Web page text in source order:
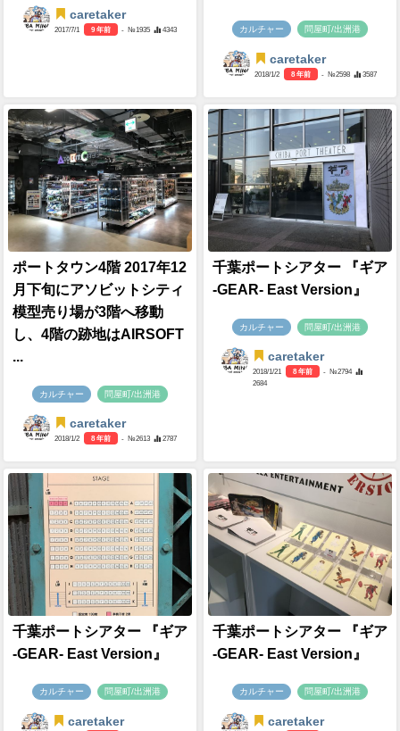
caretaker
2017/7/1 9 年前 - №1935 4343 カルチャー 問屋町/出洲港
caretaker
2018/1/2 8 年前 - №2598 3587
ポートタウン4階 2017年12
月下旬にアソビットシティ
模型売り場が3階へ移動
し、4階の跡地はAIRSOFT
...
カルチャー 問屋町/出洲港
caretaker
2018/1/2 8 年前 - №2613 2787
千葉ポートシアター 『ギア
-GEAR- East Version』
カルチャー 問屋町/出洲港
caretaker
2018/1/21 8 年前
- №2794
2684
千葉ポートシアター 『ギア
-GEAR- East Version』
カルチャー 問屋町/出洲港
caretaker
千葉ポートシアター 『ギア
-GEAR- East Version』
カルチャー 問屋町/出洲港
caretaker